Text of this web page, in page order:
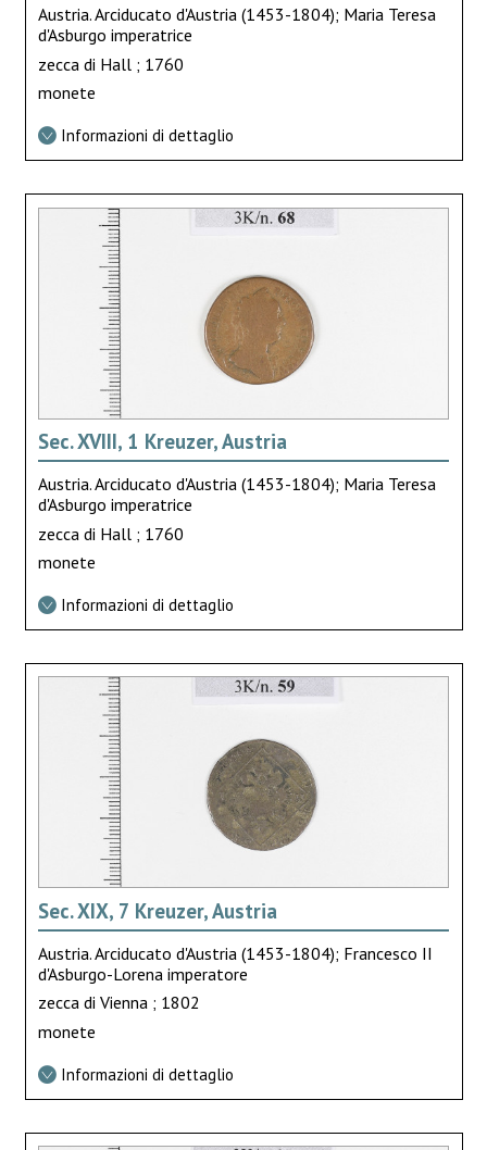
Austria. Arciducato d'Austria (1453-1804); Maria Teresa
d'Asburgo imperatrice
zecca di Hall ; 1760
monete
Informazioni di dettaglio
Sec. XVIII, 1 Kreuzer, Austria
Austria. Arciducato d'Austria (1453-1804); Maria Teresa
d'Asburgo imperatrice
zecca di Hall ; 1760
monete
Informazioni di dettaglio
Sec. XIX, 7 Kreuzer, Austria
Austria. Arciducato d'Austria (1453-1804); Francesco II
d'Asburgo-Lorena imperatore
zecca di Vienna ; 1802
monete
Informazioni di dettaglio